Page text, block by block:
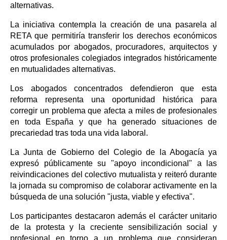
alternativas.
La iniciativa contempla la creación de una pasarela al
RETA que permitiría transferir los derechos económicos
acumulados por abogados, procuradores, arquitectos y
otros profesionales colegiados integrados históricamente
en mutualidades alternativas.
Los abogados concentrados defendieron que esta
reforma representa una oportunidad histórica para
corregir un problema que afecta a miles de profesionales
en toda España y que ha generado situaciones de
precariedad tras toda una vida laboral.
La Junta de Gobierno del Colegio de la Abogacía ya
expresó públicamente su "apoyo incondicional" a las
reivindicaciones del colectivo mutualista y reiteró durante
la jornada su compromiso de colaborar activamente en la
búsqueda de una solución "justa, viable y efectiva".
Los participantes destacaron además el carácter unitario
de la protesta y la creciente sensibilización social y
profesional en torno a un problema que consideran